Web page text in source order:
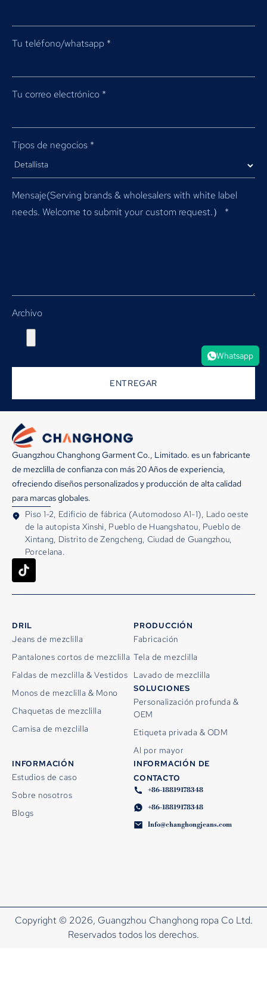
Tu teléfono/whatsapp *
Tu correo electrónico *
Tipos de negocios *
Mensaje(Serving brands & wholesalers with white label
needs. Welcome to submit your custom request.） *
Archivo
ENTREGAR
Guangzhou Changhong Garment Co., Limitado. es un fabricante
de mezclilla de confianza con más 20 Años de experiencia,
ofreciendo diseños personalizados y producción de alta calidad
para marcas globales.
Piso 1-2, Edificio de fábrica (Automodoso A1-1), Lado oeste
de la autopista Xinshi, Pueblo de Huangshatou, Pueblo de
Xintang, Distrito de Zengcheng, Ciudad de Guangzhou,
Porcelana.
DRIL
Jeans de mezclilla
Pantalones cortos de mezclilla
Faldas de mezclilla & Vestidos
Monos de mezclilla & Mono
Chaquetas de mezclilla
Camisa de mezclilla
PRODUCCIÓN
Fabricación
Tela de mezclilla
Lavado de mezclilla
SOLUCIONES
Personalización profunda &
OEM
Etiqueta privada & ODM
Al por mayor
INFORMACIÓN
Estudios de caso
Sobre nosotros
Blogs
INFORMACIÓN DE
CONTACTO
+86-18819178348
+86-18819178348
Info@changhongjeans.com
Copyright © 2026, Guangzhou Changhong ropa Co Ltd.
Reservados todos los derechos.
Whatsapp